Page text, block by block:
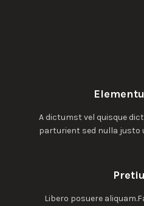
A dictumst vel quisque
parturient sed nulla justo
Libero posuere